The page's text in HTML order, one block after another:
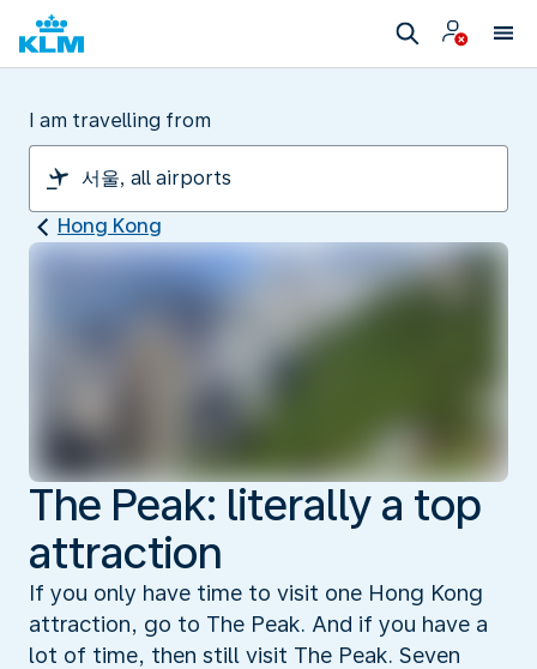
I am travelling from
Hong Kong
The Peak: literally a top
attraction
If you only have time to visit one Hong Kong
attraction, go to The Peak. And if you have a
lot of time, then still visit The Peak. Seven